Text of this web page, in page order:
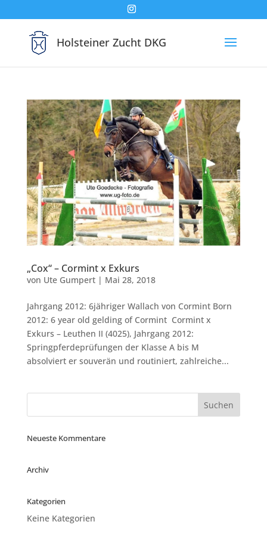
Holsteiner Zucht DKG
„Cox“ – Cormint x Exkurs
von Ute Gumpert| Mai 28, 2018
Jahrgang 2012: 6jähriger Wallach von Cormint Born
2012: 6 year old gelding of Cormint Cormint x
Exkurs – Leuthen II (4025), Jahrgang 2012:
Springpferdeprüfungen der Klasse A bis M
absolviert er souverän und routiniert, zahlreiche...
Neueste Kommentare
Archiv
Kategorien
Keine Kategorien